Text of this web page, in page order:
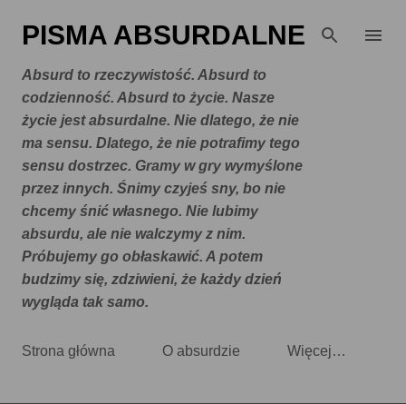
Przejdź do głównej zawartości
PISMA ABSURDALNE
Absurd to rzeczywistość. Absurd to
codzienność. Absurd to życie. Nasze
życie jest absurdalne. Nie dlatego, że nie
ma sensu. Dlatego, że nie potrafimy tego
sensu dostrzec. Gramy w gry wymyślone
przez innych. Śnimy czyjeś sny, bo nie
chcemy śnić własnego. Nie lubimy
absurdu, ale nie walczymy z nim.
Próbujemy go obłaskawić. A potem
budzimy się, zdziwieni, że każdy dzień
wygląda tak samo.
Strona główna O absurdzie Więcej…